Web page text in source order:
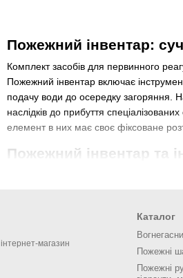
Пожежний інвентар:
Комплект засобів для первинного
Пожежний інвентар включає
подачу води до осередку загоряння.
наслідків до прибуття
елемент в них має своє фіксоване
Пожежний інвентар та
Завдяки продуманій організаціїщитів
впевненіше, а ризик затримок у
виконує ще й контрольну функцію.
інструментів та своєчасно проводити
інтернет-магазин
Каталог
Пожежні
Пожежні